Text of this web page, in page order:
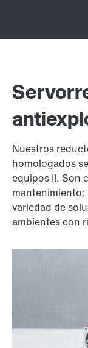
Nuestros
homologados
equipos II. Son
mantenimiento:
variedad de
ambientes con